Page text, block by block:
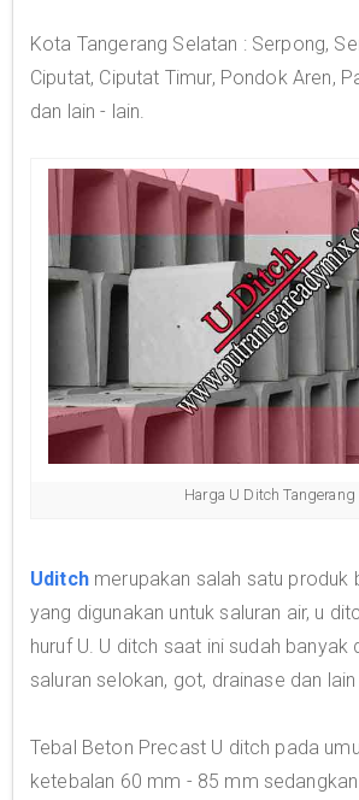
Kota Tangerang Selatan : Serpong,
Ciputat, Ciputat Timur, Pondok Aren,
dan lain - lain.
Harga U Ditch Tangerang
Uditchmerupakan salah satu produk
yang digunakan untuk saluran air, u
huruf U. U ditch saat ini sudah banyak
saluran selokan, got, drainase dan
Tebal Beton Precast U ditch pada
ketebalan 60 mm - 85 mm